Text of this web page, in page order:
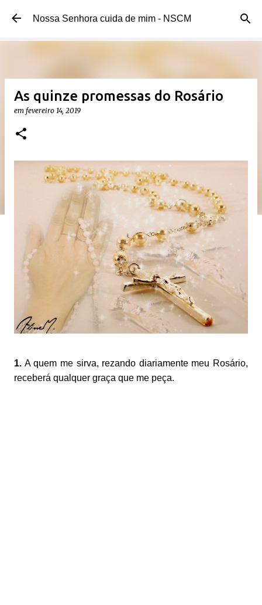
Pular para o conteúdo principal
Nossa Senhora cuida de mim - NSCM
As quinze promessas do Rosário
em fevereiro 14, 2019
1. A quem me sirva, rezando diariamente meu Rosário,
receberá qualquer graça que me peça.